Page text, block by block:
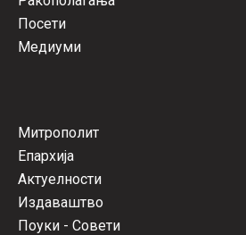
Посети
Медиуми
Митрополит
Епархија
Актуелности
Издаваштво
Поуки - Совети